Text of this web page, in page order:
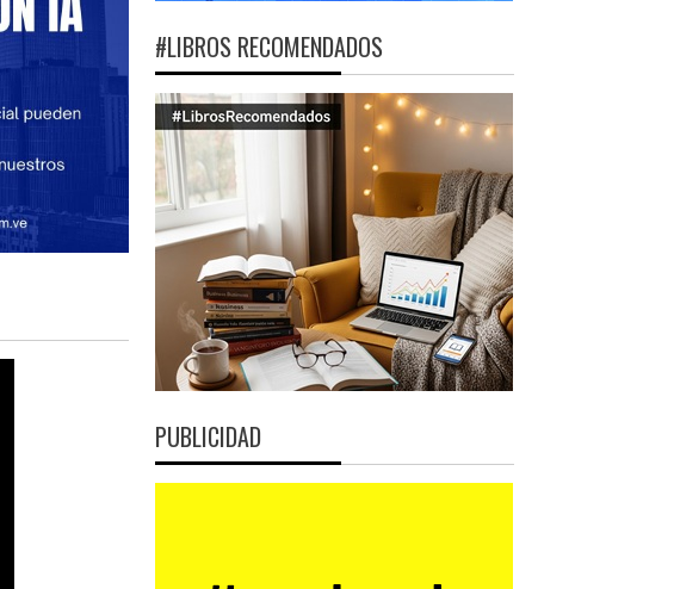
#LIBROS RECOMENDADOS
PUBLICIDAD